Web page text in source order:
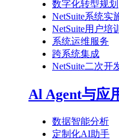
数字化转型规划
NetSuite系统实
NetSuite用户培
系统运维服务
跨系统集成
NetSuite二次开
Al Agent与应
数据智能分析
定制化AI助手